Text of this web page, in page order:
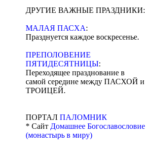
ДРУГИЕ ВАЖНЫЕ ПРАЗДНИКИ:
МАЛАЯ ПАСХА:
Празднуется каждое воскресенье.
ПРЕПОЛОВЕНИЕ
ПЯТИДЕСЯТНИЦЫ:
Переходящее празднование в
самой середине между ПАСХОЙ и
ТРОИЦЕЙ.
ПОРТАЛ ПАЛОМНИК
* Сайт Домашнее Богославословие
(монастырь в миру)